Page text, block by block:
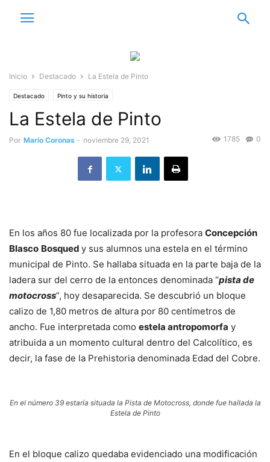
Inicio Destacado La Estela de Pinto
Destacado Pinto y su historia
La Estela de Pinto
Por Mario Coronas - noviembre 29, 2021 0
1785
En los años 80 fue localizada por la profesora Concepción
Blasco Bosqued y sus alumnos una estela en el término
municipal de Pinto. Se hallaba situada en la parte baja de la
ladera sur del cerro de la entonces denominada “pista de
motocross”, hoy desaparecida. Se descubrió un bloque
calizo de 1,80 metros de altura por 80 centímetros de
ancho. Fue interpretada como estela antropomorfa y
atribuida a un momento cultural dentro del Calcolítico, es
decir, la fase de la Prehistoria denominada Edad del Cobre.
En el número 39 estaría situada la Pista de Motocross, donde fue hallada la
Estela de Pinto
En el bloque calizo quedaba evidenciado una modificación